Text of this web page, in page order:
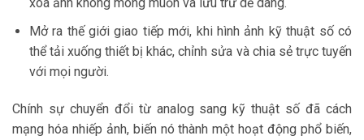
xóa ảnh không mong muốn và lưu trữ dễ dàng.
Mở ra thế giới giao tiếp mới, khi hình ảnh kỹ thuật số có
thể tải xuống thiết bị khác, chỉnh sửa và chia sẻ trực tuyến
với mọi người.
Chính sự chuyển đổi từ analog sang kỹ thuật số đã cách
mạng hóa nhiếp ảnh, biến nó thành một hoạt động phổ biến,